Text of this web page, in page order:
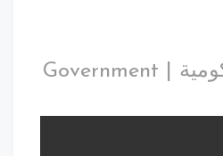
المسرعات الحكومية | Government